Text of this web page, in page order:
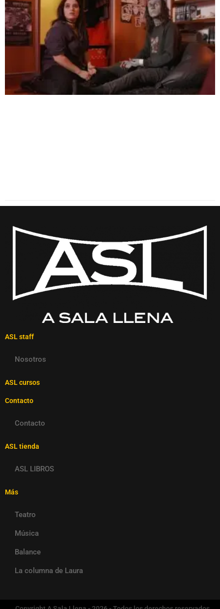
ASL staff
Nosotros
ASL cursos
Contacto
Contacto
ASL tienda
ASL LIBROS
Más
Teatro
Música
Balance
La columna de Laura